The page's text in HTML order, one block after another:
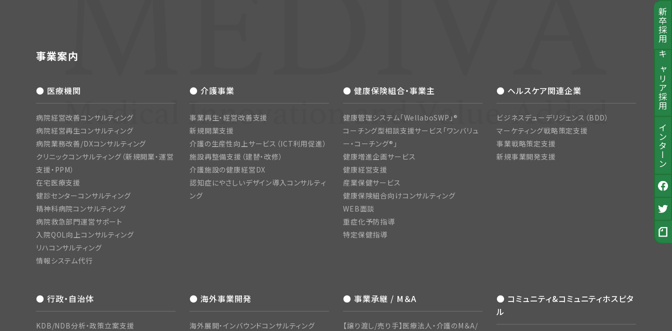
新卒採用
キャリア採用
インターン
公式Facebook
採用Twitter
事業案内
● 医療機関
病院経営改善コンサルティング
病院経営再生コンサルティング
病院業務改善/DXコンサルティング
クリニックコンサルティング（新規開業・運営
支援・PPM）
在宅医療支援
健診センターコンサルティング
精神科病院コンサルティング
病院救急部門運営サポート
入院QOL向上コンサルティング
リハコンサルティング
情報システム代行
● 介護事業
事業再生・経営改善支援
新規開業支援
介護の生産性向上サービス（ICT利用促進）
施設再整備支援（建替・改修）
介護施設の健康経営DX
認知症にやさしいデザイン導入コンサルティ
ング
● 健康保険組合・事業主
健康管理システム「WellaboSWP」®
コーチング型相談支援サービス「ワンバリュ
ー・コーチング®」
健康増進企画サービス
健康経営支援
産業保健サービス
健康保険組合向けコンサルティング
WEB面談
重症化予防指導
特定保健指導
● ヘルスケア関連企業
ビジネスデューデリジェンス（BDD）
マーケティング戦略策定支援
事業戦略策定支援
新規事業開発支援
● 行政・自治体
KDB/NDB分析・政策立案支援
● 海外事業開発
海外展開・インバウンドコンサルティング
● 事業承継 / M＆A
【譲り渡し/売り手】医療法人・介護のM＆A/
● コミュニティ&コミュニティホスピタ
ル